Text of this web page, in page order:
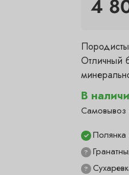
4
В
Самовывоз
?
✓
?
Отличный